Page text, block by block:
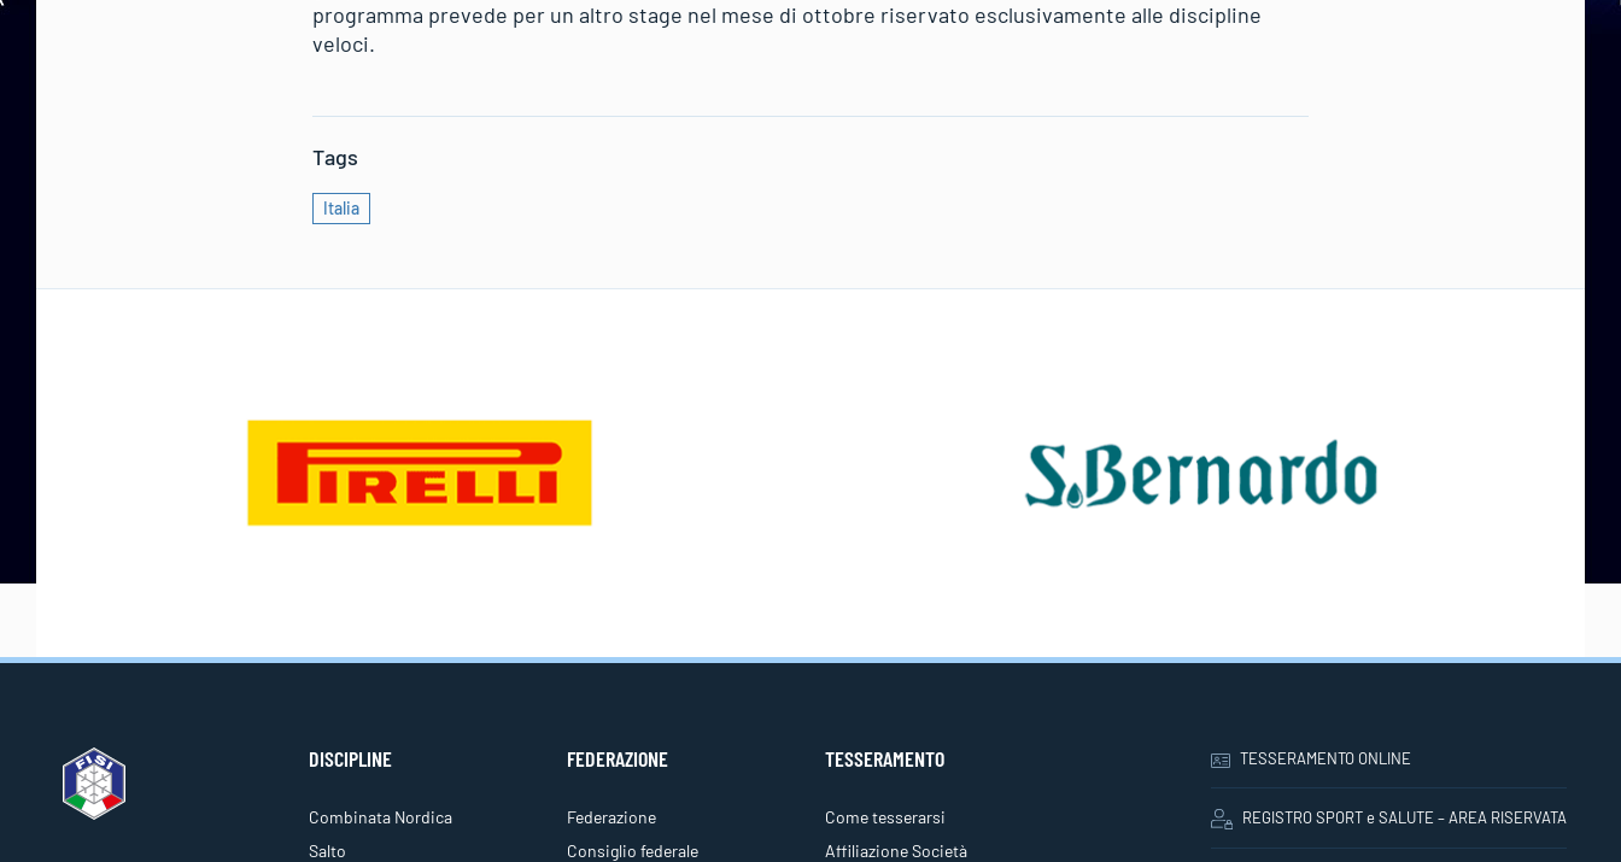
programma prevede per un altro stage nel mese di ottobre riservato esclusivamente alle discipline
veloci.
Tags
Italia
DISCIPLINE
Combinata Nordica
Salto
FEDERAZIONE
Federazione
Consiglio federale
TESSERAMENTO
Come tesserarsi
Affiliazione Società
TESSERAMENTO ONLINE
REGISTRO SPORT e SALUTE – AREA RISERVATA